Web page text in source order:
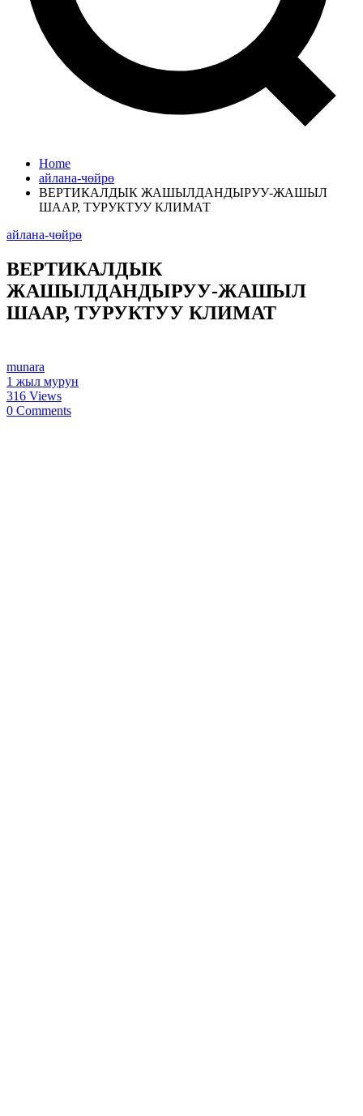
Home
айлана-чөйрө
ВЕРТИКАЛДЫК ЖАШЫЛДАНДЫРУУ-ЖАШЫЛ
ШААР, ТУРУКТУУ КЛИМАТ
айлана-чөйрө
ВЕРТИКАЛДЫК
ЖАШЫЛДАНДЫРУУ-ЖАШЫЛ
ШААР, ТУРУКТУУ КЛИМАТ
munara
1 жыл мурун
316 Views
0 Comments